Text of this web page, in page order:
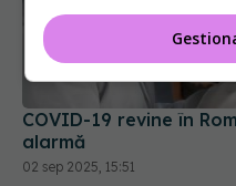
COVID-19 revine în
alarmă
02 sep 2025, 15:51